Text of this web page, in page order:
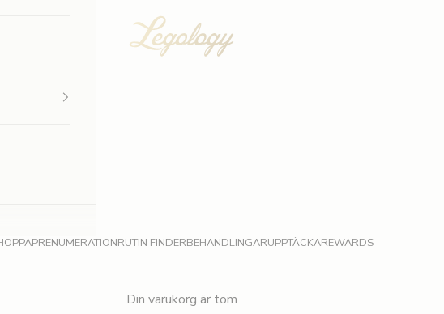
Legology
PRENUMERATIONRUTIN FINDERBEHANDLINGARUPPTÄCKAREWARDS
Din varukorg är tom